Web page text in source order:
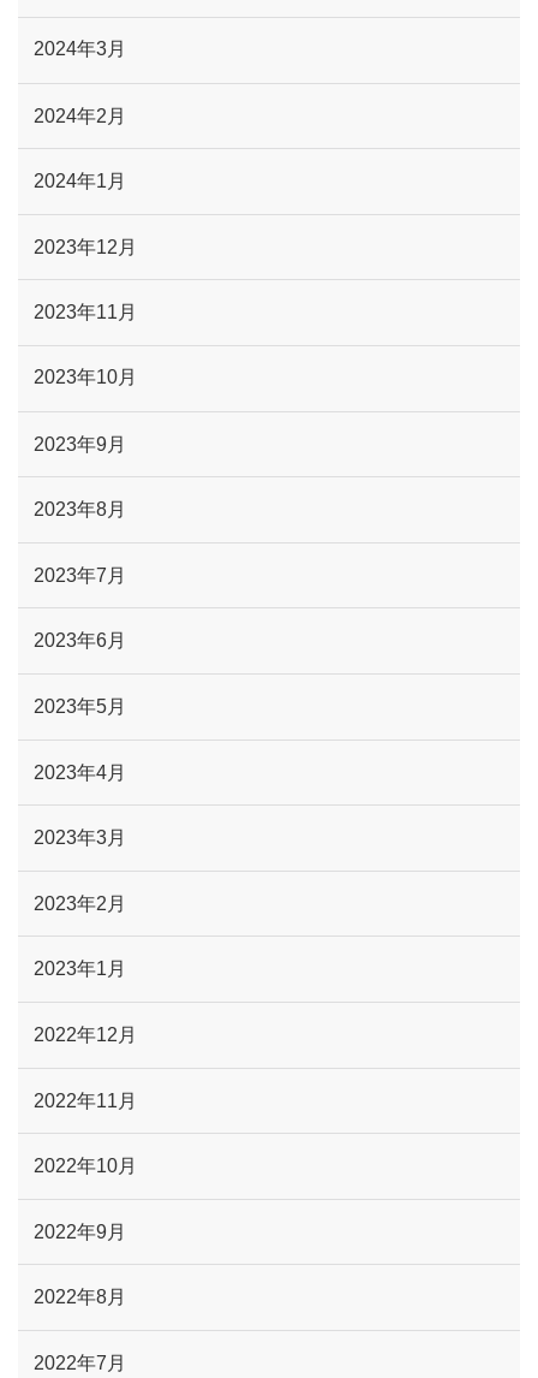
2024年3月
2024年2月
2024年1月
2023年12月
2023年11月
2023年10月
2023年9月
2023年8月
2023年7月
2023年6月
2023年5月
2023年4月
2023年3月
2023年2月
2023年1月
2022年12月
2022年11月
2022年10月
2022年9月
2022年8月
2022年7月